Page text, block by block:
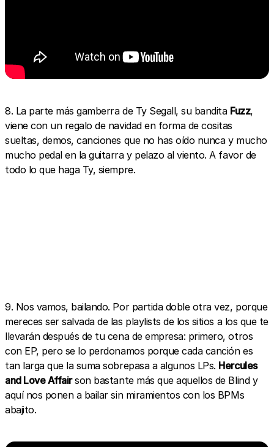
8. La parte más gamberra de Ty Segall, su bandita Fuzz,
viene con un regalo de navidad en forma de cositas
sueltas, demos, canciones que no has oído nunca y mucho
mucho pedal en la guitarra y pelazo al viento. A favor de
todo lo que haga Ty, siempre.
9. Nos vamos, bailando. Por partida doble otra vez, porque
mereces ser salvada de las playlists de los sitios a los que te
llevarán después de tu cena de empresa: primero, otros
con EP, pero se lo perdonamos porque cada canción es
tan larga que la suma sobrepasa a algunos LPs. Hercules
and Love Affairson bastante más que aquellos de Blind y
aquí nos ponen a bailar sin miramientos con los BPMs
abajito.